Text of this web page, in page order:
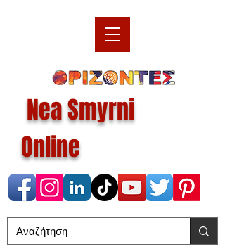
Nea Smyrni
Online